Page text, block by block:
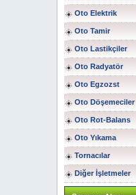
Oto Elektrik
Oto Tamir
Oto Lastikçiler
Oto Radyatör
Oto Egzozst
Oto Döşemeciler
Oto Rot-Balans
Oto Yıkama
Tornacılar
Diğer İşletmeler